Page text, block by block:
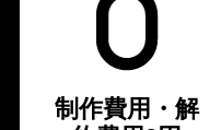
制作費用・解